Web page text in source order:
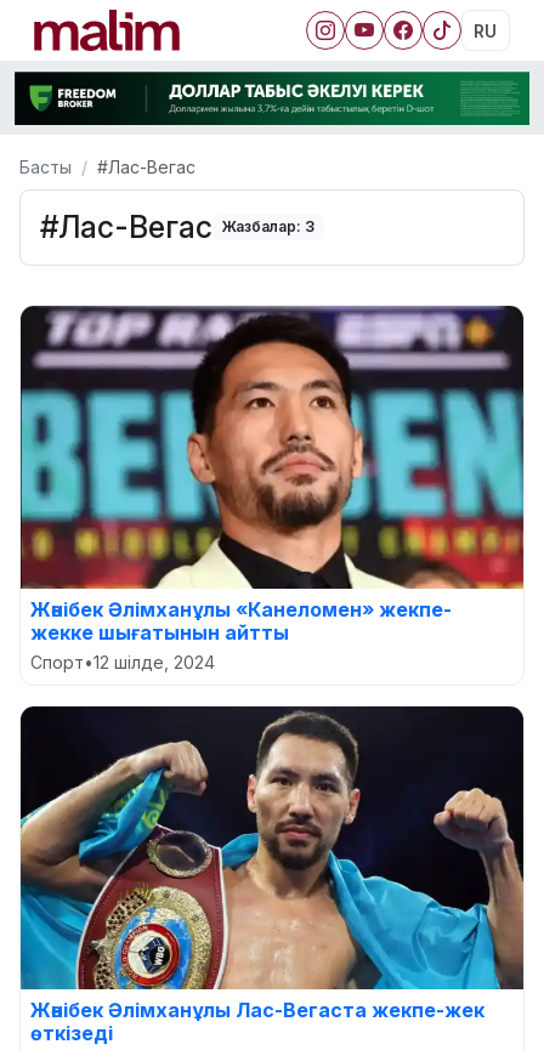
RU
Басты #Лас-Вегас
#Лас-Вегас Жазбалар: 3
Жәнібек Әлімханұлы «Канеломен» жекпе-
жекке шығатынын айтты
Спорт•12 шілде, 2024
Жәнібек Әлімханұлы Лас-Вегаста жекпе-жек
өткізеді